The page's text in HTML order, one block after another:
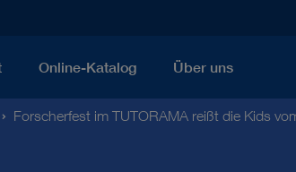
Online-Katalog Über uns
Forscherfest im TUTORAMA reißt die Kids